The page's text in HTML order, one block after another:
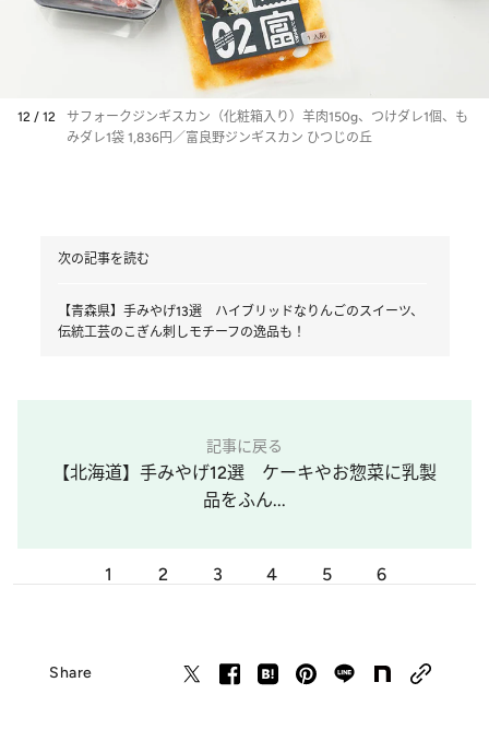
12 / 12
サフォークジンギスカン（化粧箱入り）羊肉150g、つけダレ1個、も
みダレ1袋 1,836円／富良野ジンギスカン ひつじの丘
次の記事を読む
【青森県】手みやげ13選 ハイブリッドなりんごのスイーツ、
伝統工芸のこぎん刺しモチーフの逸品も！
記事に戻る
【北海道】手みやげ12選 ケーキやお惣菜に乳製
品をふん...
1 2 3 4 5 6
Share